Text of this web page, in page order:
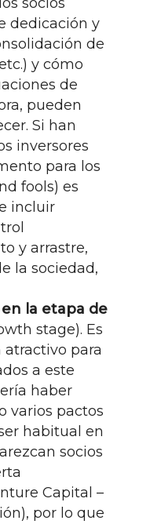
dedicación y
de
y cómo
de
pueden
Si han
inversores
para los
fools) es
incluir
y arrastre,
la sociedad,
la etapa de
stage). Es
atractivo para
a este
haber
varios pactos
habitual en
socios
Capital –
por lo que